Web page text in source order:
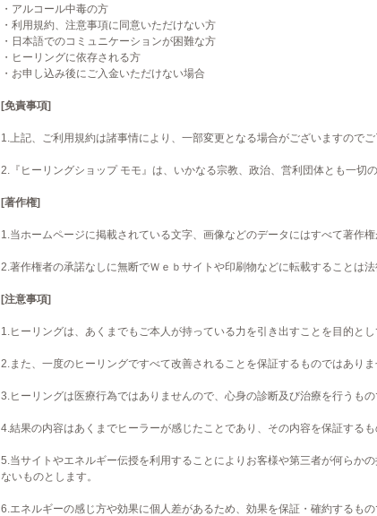
・アルコール中毒の方
・利用規約、注意事項に同意いただけない方
・日本語でのコミュニケーションが困難な方
・ヒーリングに依存される方
・お申し込み後にご入金いただけない場合
[免責事項]
1.上記、ご利用規約は諸事情により、一部変更となる場合がございますのでご
2.『ヒーリングショップ モモ』は、いかなる宗教、政治、営利団体とも一切
[著作権]
1.当ホームページに掲載されている文字、画像などのデータにはすべて著作権
2.著作権者の承諾なしに無断でＷｅｂサイトや印刷物などに転載することは法
[注意事項]
1.ヒーリングは、あくまでもご本人が持っている力を引き出すことを目的と
2.また、一度のヒーリングですべて改善されることを保証するものではありま
3.ヒーリングは医療行為ではありませんので、心身の診断及び治療を行うもの
4.結果の内容はあくまでヒーラーが感じたことであり、その内容を保証するも
5.当サイトやエネルギー伝授を利用することによりお客様や第三者が何らか
ないものとします。
6.エネルギーの感じ方や効果に個人差があるため、効果を保証・確約するもの